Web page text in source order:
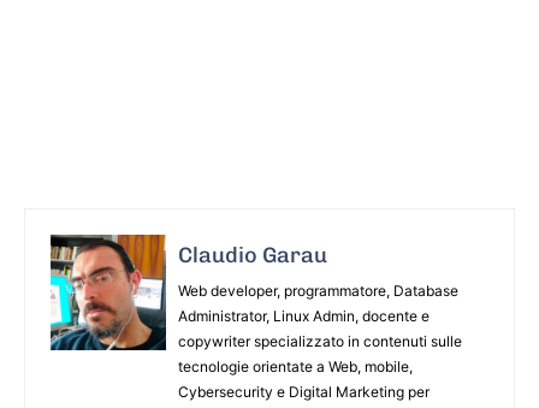
Claudio Garau
Web developer, programmatore, Database
Administrator, Linux Admin, docente e
copywriter specializzato in contenuti sulle
tecnologie orientate a Web, mobile,
Cybersecurity e Digital Marketing per